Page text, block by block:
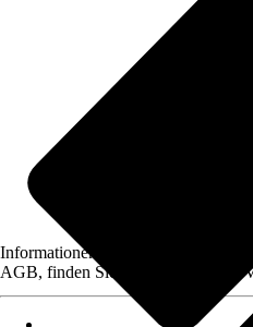
Informationen des Verkäufers, wie
AGB, finden Sie bei Klick auf den